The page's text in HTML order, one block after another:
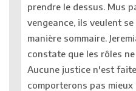
prendre le dessus. Mus
vengeance, ils veulent
manière sommaire.
constate que les rôles
Aucune justice n'est
comporterons pas mieux